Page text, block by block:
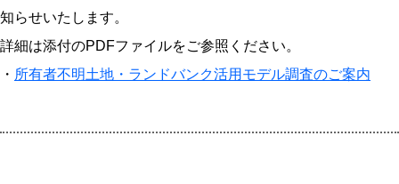
知らせいたします。
詳細は添付のPDFファイルをご参照ください。
・ 所有者不明土地・ランドバンク活用モデル調査のご案内